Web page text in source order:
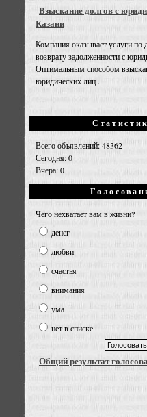
Взыскание долгов с
Казани
Компания оказывает услуги по
возврату задолженности с
Оптимальным способом
юридических лиц ...
Всего объявлений: 48362
Сегодня: 0
Вчера: 0
Чего нехватает вам в жизни?
денег
любви
счастья
внимания
ума
нет в списке
Общий результат